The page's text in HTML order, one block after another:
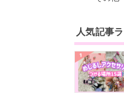
人気記事